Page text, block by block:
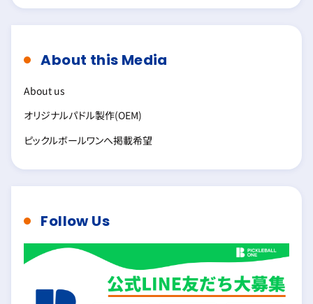
About this Media
About us
オリジナルパドル製作(OEM)
ピックルボールワンへ掲載希望
Follow Us